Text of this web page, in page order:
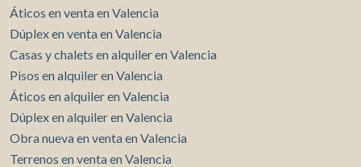
Áticos en venta en Valencia
Dúplex en venta en Valencia
Casas y chalets en alquiler en Valencia
Pisos en alquiler en Valencia
Áticos en alquiler en Valencia
Dúplex en alquiler en Valencia
Obra nueva en venta en Valencia
Terrenos en venta en Valencia